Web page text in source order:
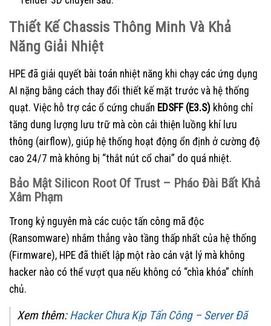
Thiết Kế Chassis Thông Minh Và Khả
Năng Giải Nhiệt
HPE đã giải quyết bài toán nhiệt năng khi chạy các ứng dụng
AI nặng bằng cách thay đổi thiết kế mặt trước và hệ thống
quạt. Việc hỗ trợ các ổ cứng chuẩn EDSFF (E3.S) không chỉ
tăng dung lượng lưu trữ mà còn cải thiện luồng khí lưu
thông (airflow), giúp hệ thống hoạt động ổn định ở cường độ
cao 24/7 mà không bị “thắt nút cổ chai” do quá nhiệt.
Bảo Mật Silicon Root Of Trust – Pháo Đài Bất Khả
Xâm Phạm
Trong kỷ nguyên mà các cuộc tấn công mã độc
(Ransomware) nhắm thẳng vào tầng thấp nhất của hệ thống
(Firmware), HPE đã thiết lập một rào cản vật lý mà không
hacker nào có thể vượt qua nếu không có “chìa khóa” chính
chủ.
Xem thêm:Hacker Chưa Kịp Tấn Công – Server Đã